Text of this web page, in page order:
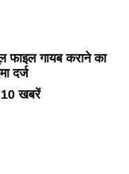
फाइल गायब कराने का
दर्ज
खबरें